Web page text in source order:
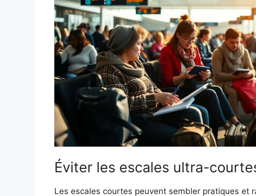
Éviter les escales ultra-
Les escales courtes peuvent sembler pratiques et